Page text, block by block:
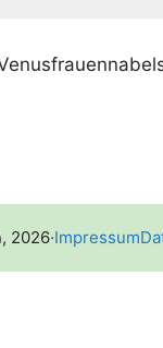
2026·Impressum